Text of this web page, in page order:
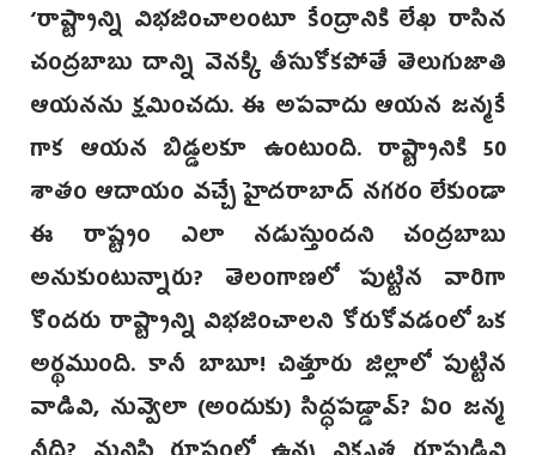
‘రాష్ట్రాన్ని విభజించాలంటూ కేంద్రానికి లేఖ రాసిన
చంద్రబాబు దాన్ని వెనక్కి తీసుకోకపోతే తెలుగుజాతి
ఆయనను క్షమించదు. ఈ అపవాదు ఆయన జన్మకే
గాక ఆయన బిడ్డలకూ ఉంటుంది. రాష్ట్రానికి 50
శాతం ఆదాయం వచ్చే హైదరాబాద్ నగరం లేకుండా
ఈ రాష్ట్రం ఎలా నడుస్తుందని ‌చంద్రబాబు
అనుకుంటున్నారు? తెలంగాణలో పుట్టిన వారిగా
కొందరు రాష్ట్రాన్ని విభజించాలని కోరుకోవడంలో ఒక
అర్థముంది. కానీ బాబూ! చిత్తూరు జిల్లాలో పుట్టిన
వాడివి, నువ్వెలా (అందుకు) సిద్ధపడ్డావ్? ఏం జన్మ